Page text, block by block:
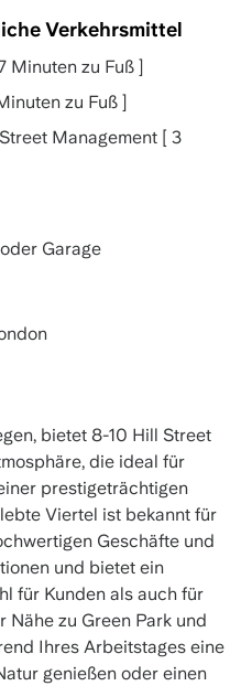
Verkehrsmittel
Minuten zu Fuß ]
zu Fuß ]
Management [ 3
Garage
bietet 8-10 Hill Street
die ideal für
prestigeträchtigen
Viertel ist bekannt für
Geschäfte und
und bietet ein
für Kunden als auch für
zu Green Park und
Ihres Arbeitstages eine
genießen oder einen